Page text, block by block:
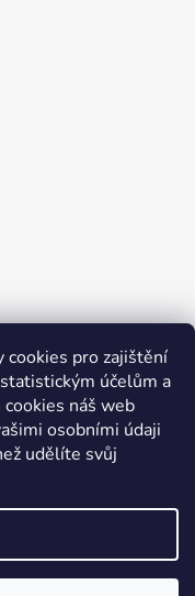
cookies pro zajištění
účelům a
náš web
osobními údaji
udělíte svůj
Plzeň